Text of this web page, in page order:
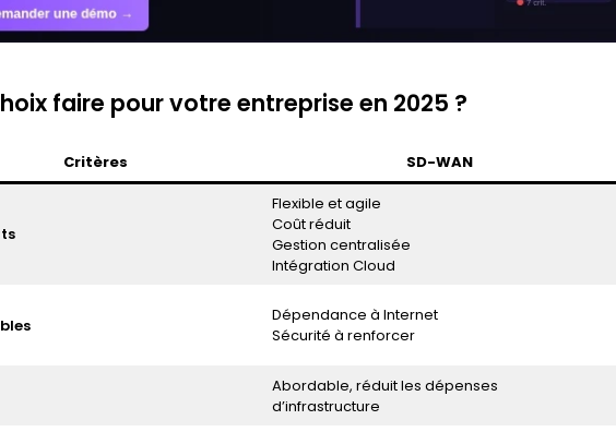
faire pour votre entreprise en 2025 ?
Critères SD-WAN
Flexible et agile
Coût réduit
Gestion centralisée
Intégration Cloud
Dépendance à Internet
Sécurité à renforcer
Abordable, réduit les dépenses
d’infrastructure